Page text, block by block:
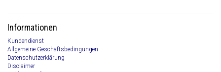
Informationen
Kundendienst
Allgemeine Geschäftsbedingungen
Datenschutzerklärung
Disclaimer